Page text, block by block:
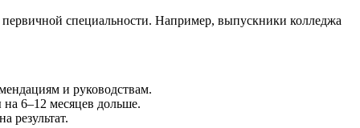
специальности. Например, выпускники колледжа
и руководствам.
6–12 месяцев дольше.
результат.